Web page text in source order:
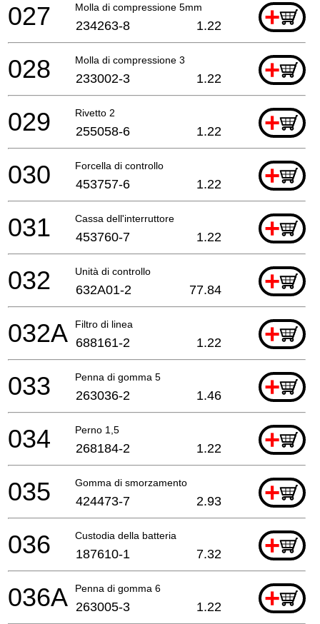
Molla di compressione 5mm +
027 234263-8 1.22
Molla di compressione 3 +
028 233002-3 1.22
Rivetto 2 +
029 255058-6 1.22
Forcella di controllo +
030 453757-6 1.22
Cassa dell'interruttore +
031 453760-7 1.22
Unità di controllo +
032 632A01-2 77.84
Filtro di linea +
032A 688161-2 1.22
Penna di gomma 5 +
033 263036-2 1.46
Perno 1,5 +
034 268184-2 1.22
Gomma di smorzamento +
035 424473-7 2.93
Custodia della batteria +
036 187610-1 7.32
Penna di gomma 6 +
036A 263005-3 1.22